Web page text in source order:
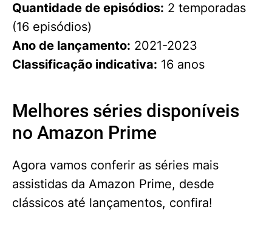
Quantidade de episódios: 2 temporadas
(16 episódios)
Ano de lançamento: 2021-2023
Classificação indicativa: 16 anos
Melhores séries disponíveis
no Amazon Prime
Agora vamos conferir as séries mais
assistidas da Amazon Prime, desde
clássicos até lançamentos, confira!